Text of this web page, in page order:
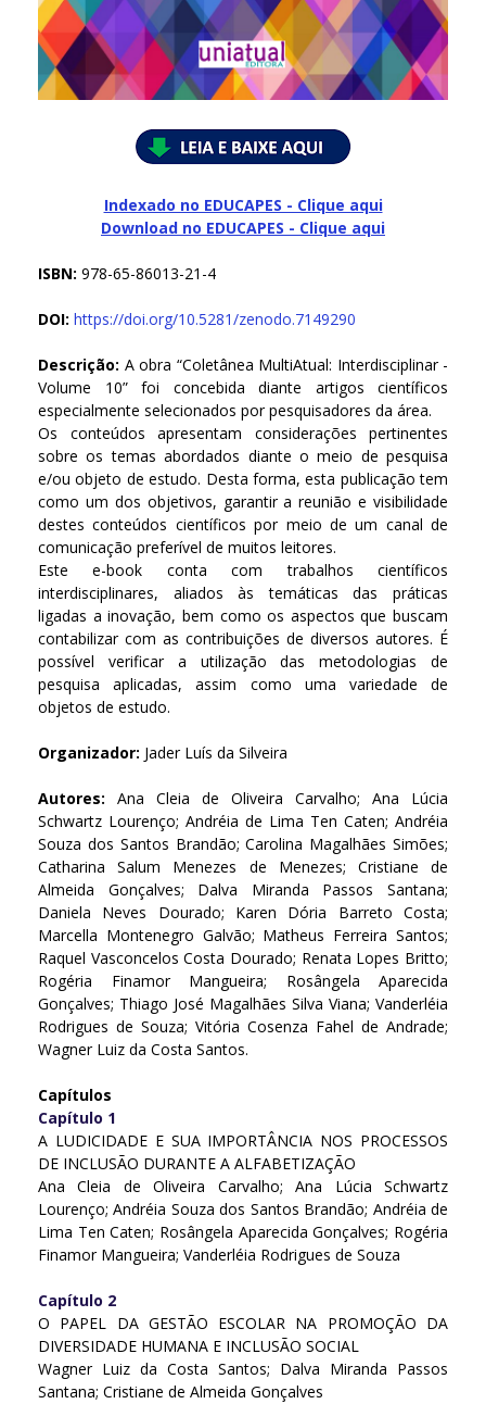
Indexado no EDUCAPES - Clique aqui
Download no EDUCAPES - Clique aqui
ISBN: 978-65-86013-21-4
DOI: https://doi.org/10.5281/zenodo.7149290
Descrição: A obra “Coletânea MultiAtual: Interdisciplinar -
Volume 10” foi concebida diante artigos científicos
especialmente selecionados por pesquisadores da área.
Os conteúdos apresentam considerações pertinentes
sobre os temas abordados diante o meio de pesquisa
e/ou objeto de estudo. Desta forma, esta publicação tem
como um dos objetivos, garantir a reunião e visibilidade
destes conteúdos científicos por meio de um canal de
comunicação preferível de muitos leitores.
Este e-book conta com trabalhos científicos
interdisciplinares, aliados às temáticas das práticas
ligadas a inovação, bem como os aspectos que buscam
contabilizar com as contribuições de diversos autores. É
possível verificar a utilização das metodologias de
pesquisa aplicadas, assim como uma variedade de
objetos de estudo.
Organizador: Jader Luís da Silveira
Autores: Ana Cleia de Oliveira Carvalho; Ana Lúcia
Schwartz Lourenço; Andréia de Lima Ten Caten; Andréia
Souza dos Santos Brandão; Carolina Magalhães Simões;
Catharina Salum Menezes de Menezes; Cristiane de
Almeida Gonçalves; Dalva Miranda Passos Santana;
Daniela Neves Dourado; Karen Dória Barreto Costa;
Marcella Montenegro Galvão; Matheus Ferreira Santos;
Raquel Vasconcelos Costa Dourado; Renata Lopes Britto;
Rogéria Finamor Mangueira; Rosângela Aparecida
Gonçalves; Thiago José Magalhães Silva Viana; Vanderléia
Rodrigues de Souza; Vitória Cosenza Fahel de Andrade;
Wagner Luiz da Costa Santos.
Capítulos
Capítulo 1
A LUDICIDADE E SUA IMPORTÂNCIA NOS PROCESSOS
DE INCLUSÃO DURANTE A ALFABETIZAÇÃO
Ana Cleia de Oliveira Carvalho; Ana Lúcia Schwartz
Lourenço; Andréia Souza dos Santos Brandão; Andréia de
Lima Ten Caten; Rosângela Aparecida Gonçalves; Rogéria
Finamor Mangueira; Vanderléia Rodrigues de Souza
Capítulo 2
O PAPEL DA GESTÃO ESCOLAR NA PROMOÇÃO DA
DIVERSIDADE HUMANA E INCLUSÃO SOCIAL
Wagner Luiz da Costa Santos; Dalva Miranda Passos
Santana; Cristiane de Almeida Gonçalves